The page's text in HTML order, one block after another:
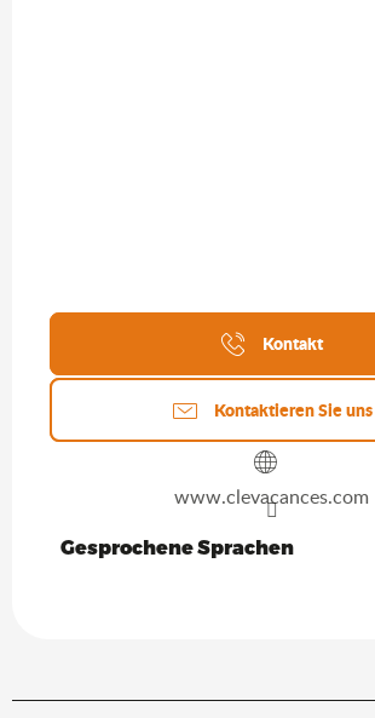
Kontakt
Kontaktieren Sie uns
www.clevacances.com
Gesprochene Sprachen
Gesprochene Sprachen